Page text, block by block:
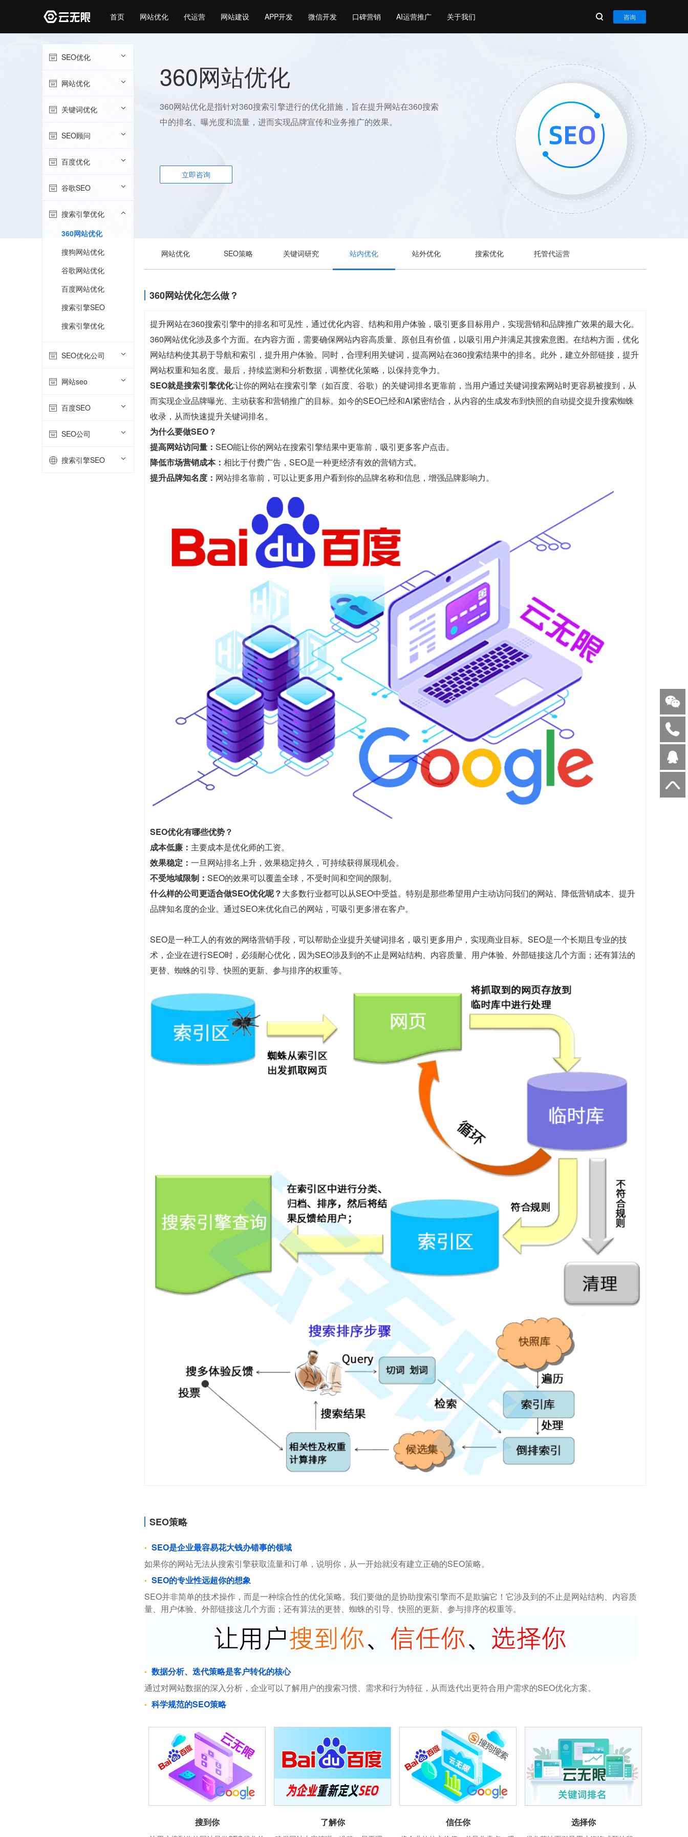
首页 网站优化 代运营 网站建设 APP开发 微信开发 口碑营销 AI运营推广 关于我们 咨询
360网站优化
360网站优化是指针对360搜索引擎进行的优化措施，旨在提升网站在360搜索
中的排名、曝光度和流量，进而实现品牌宣传和业务推广的效果。
立即咨询
SEO优化
网站优化
关键词优化
SEO顾问
百度优化
谷歌SEO
搜索引擎优化
360网站优化
搜狗网站优化
谷歌网站优化
百度网站优化
搜索引擎SEO
搜索引擎优化
SEO优化公司
网站seo
百度SEO
SEO公司
搜索引擎SEO
网站优化 SEO策略 关键词研究 站内优化 站外优化 搜索优化 托管代运营
360网站优化怎么做？
提升网站在360搜索引擎中的排名和可见性，通过优化内容、结构和用户体验，吸引更多目标用户，实现营销和品牌推广效果的最大化。
360网站优化涉及多个方面。在内容方面，需要确保网站内容高质量、原创且有价值，以吸引用户并满足其搜索意图。在结构方面，优化
网站结构使其易于导航和索引，提升用户体验。同时，合理利用关键词，提高网站在360搜索结果中的排名。此外，建立外部链接，提升
网站权重和知名度。最后，持续监测和分析数据，调整优化策略，以保持竞争力。
SEO就是搜索引擎优化:让你的网站在搜索引擎（如百度、谷歌）的关键词排名更靠前，当用户通过关键词搜索网站时更容易被搜到，从
而实现企业品牌曝光、主动获客和营销推广的目标。如今的SEO已经和AI紧密结合，从内容的生成发布到快照的自动提交提升搜索蜘蛛
收录，从而快速提升关键词排名。
为什么要做SEO？
提高网站访问量： SEO能让你的网站在搜索引擎结果中更靠前，吸引更多客户点击。
降低市场营销成本： 相比于付费广告，SEO是一种更经济有效的营销方式。
提升品牌知名度： 网站排名靠前，可以让更多用户看到你的品牌名称和信息，增强品牌影响力。
SEO优化有哪些优势？
成本低廉： 主要成本是优化师的工资。
效果稳定： 一旦网站排名上升，效果稳定持久，可持续获得展现机会。
不受地域限制： SEO的效果可以覆盖全球，不受时间和空间的限制。
什么样的公司更适合做SEO优化呢？大多数行业都可以从SEO中受益。特别是那些希望用户主动访问我们的网站、降低营销成本、提升
品牌知名度的企业。通过SEO来优化自己的网站，可吸引更多潜在客户。
SEO是一种工人的有效的网络营销手段，可以帮助企业提升关键词排名，吸引更多用户，实现商业目标。SEO是一个长期且专业的技
术，企业在进行SEO时，必须耐心优化，因为SEO涉及到的不止是网站结构、内容质量、用户体验、外部链接这几个方面；还有算法的
更替、蜘蛛的引导、快照的更新、参与排序的权重等。
SEO策略
SEO是企业最容易花大钱办错事的领域
如果你的网站无法从搜索引擎获取流量和订单，说明你，从一开始就没有建立正确的SEO策略。
SEO的专业性远超你的想象
SEO并非简单的技术操作，而是一种综合性的优化策略。我们要做的是协助搜索引擎而不是欺骗它！它涉及到的不止是网站结构、内容质
量、用户体验、外部链接这几个方面；还有算法的更替、蜘蛛的引导、快照的更新、参与排序的权重等。
数据分析、迭代策略是客户转化的核心
通过对网站数据的深入分析，企业可以了解用户的搜索习惯、需求和行为特征，从而迭代出更符合用户需求的SEO优化方案。
科学规范的SEO策略
搜到你 了解你 信任你 选择你